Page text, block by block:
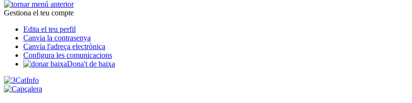
Gestiona el teu compte
Edita el teu perfil
Canvia la contrasenya
Canvia l'adreça electrònica
Configura les comunicacions
Dona't de baixa